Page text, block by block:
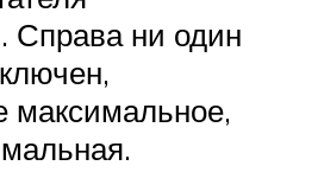
Справа ни один
максимальное,